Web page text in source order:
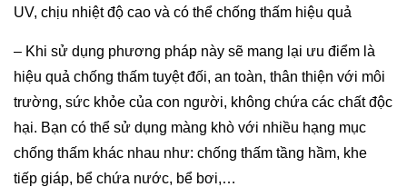
UV, chịu nhiệt độ cao và có thể chống thấm hiệu quả
– Khi sử dụng phương pháp này sẽ mang lại ưu điểm là
hiệu quả chống thấm tuyệt đối, an toàn, thân thiện với môi
trường, sức khỏe của con người, không chứa các chất độc
hại. Bạn có thể sử dụng màng khò với nhiều hạng mục
chống thấm khác nhau như: chống thấm tầng hầm, khe
tiếp giáp, bể chứa nước, bể bơi,…